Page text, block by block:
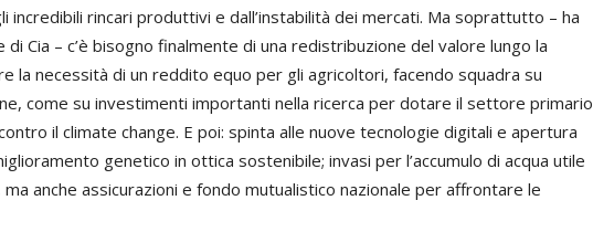
incredibili rincari produttivi e dall’instabilità dei mercati. Ma soprattutto – ha
Cia – c’è bisogno finalmente di una redistribuzione del valore lungo la
la necessità di un reddito equo per gli agricoltori, facendo squadra su
come su investimenti importanti nella ricerca per dotare il settore primario
il climate change. E poi: spinta alle nuove tecnologie digitali e apertura
genetico in ottica sostenibile; invasi per l’accumulo di acqua utile
anche assicurazioni e fondo mutualistico nazionale per affrontare le